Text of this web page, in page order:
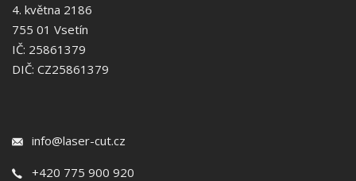
4. května 2186
755 01 Vsetín
IČ: 25861379
DIČ: CZ25861379
info@laser-cut.cz
+420 775 900 920